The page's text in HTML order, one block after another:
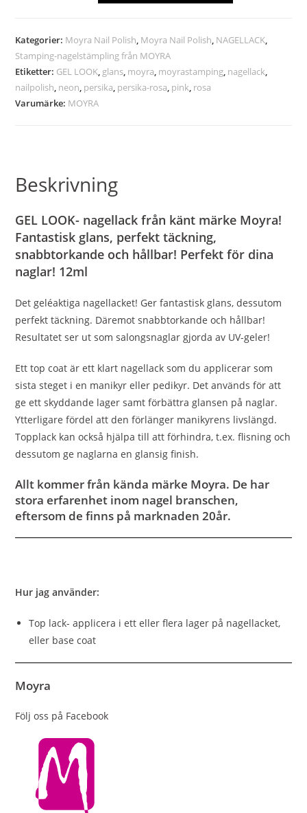
Kategorier: Moyra Nail Polish, Moyra Nail Polish, NAGELLACK,
Stamping-nagelstämpling från MOYRA
Etiketter: GEL LOOK, glans, moyra, moyrastamping, nagellack,
nailpolish, neon, persika, persika-rosa, pink, rosa
Varumärke: MOYRA
Beskrivning
GEL LOOK- nagellack från känt märke Moyra!
Fantastisk glans, perfekt täckning,
snabbtorkande och hållbar! Perfekt för dina
naglar! 12ml
Det geléaktiga nagellacket! Ger fantastisk glans, dessutom
perfekt täckning. Däremot snabbtorkande och hållbar!
Resultatet ser ut som salongsnaglar gjorda av UV-geler!
Ett top coat är ett klart nagellack som du applicerar som
sista steget i en manikyr eller pedikyr. Det används för att
ge ett skyddande lager samt förbättra glansen på naglar.
Ytterligare fördel att den förlänger manikyrens livslängd.
Topplack kan också hjälpa till att förhindra, t.ex. flisning och
dessutom ge naglarna en glansig finish.
Allt kommer från kända märke Moyra. De har
stora erfarenhet inom nagel branschen,
eftersom de finns på marknaden 20år.
Hur jag använder:
Top lack- applicera i ett eller flera lager på nagellacket,
eller base coat
Moyra
Följ oss på Facebook